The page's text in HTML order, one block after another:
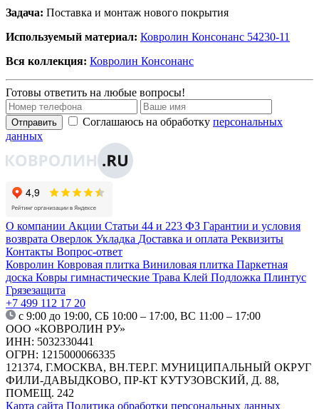
Задача: Поставка и монтаж нового покрытия
Используемый материал: Ковролин Консонанс 54230-11
Вся коллекция: Ковролин Консонанс
Готовы ответить на любые вопросы!
Отправить Соглашаюсь на обработку персональных
данных
О компании Акции Статьи 44 и 223 ФЗ Гарантии и условия
возврата Оверлок Укладка Доставка и оплата Реквизиты
Контакты Вопрос-ответ
Ковролин Ковровая плитка Виниловая плитка Паркетная
доска Ковры гимнастические Трава Клей Подложка Плинтус
Грязезащита
+7 499 112 17 20
с 9:00 до 19:00, СБ 10:00 – 17:00, ВС 11:00 – 17:00
ООО «КОВРОЛИН РУ»
ИНН: 5032330441
ОГРН: 1215000066335
121374, Г.МОСКВА, ВН.ТЕР.Г. МУНИЦИПАЛЬНЫЙ ОКРУГ
ФИЛИ-ДАВЫДКОВО, ПР-КТ КУТУЗОВСКИЙ, Д. 88,
ПОМЕЩ. 242
Карта сайта Политика обработки персональных данных